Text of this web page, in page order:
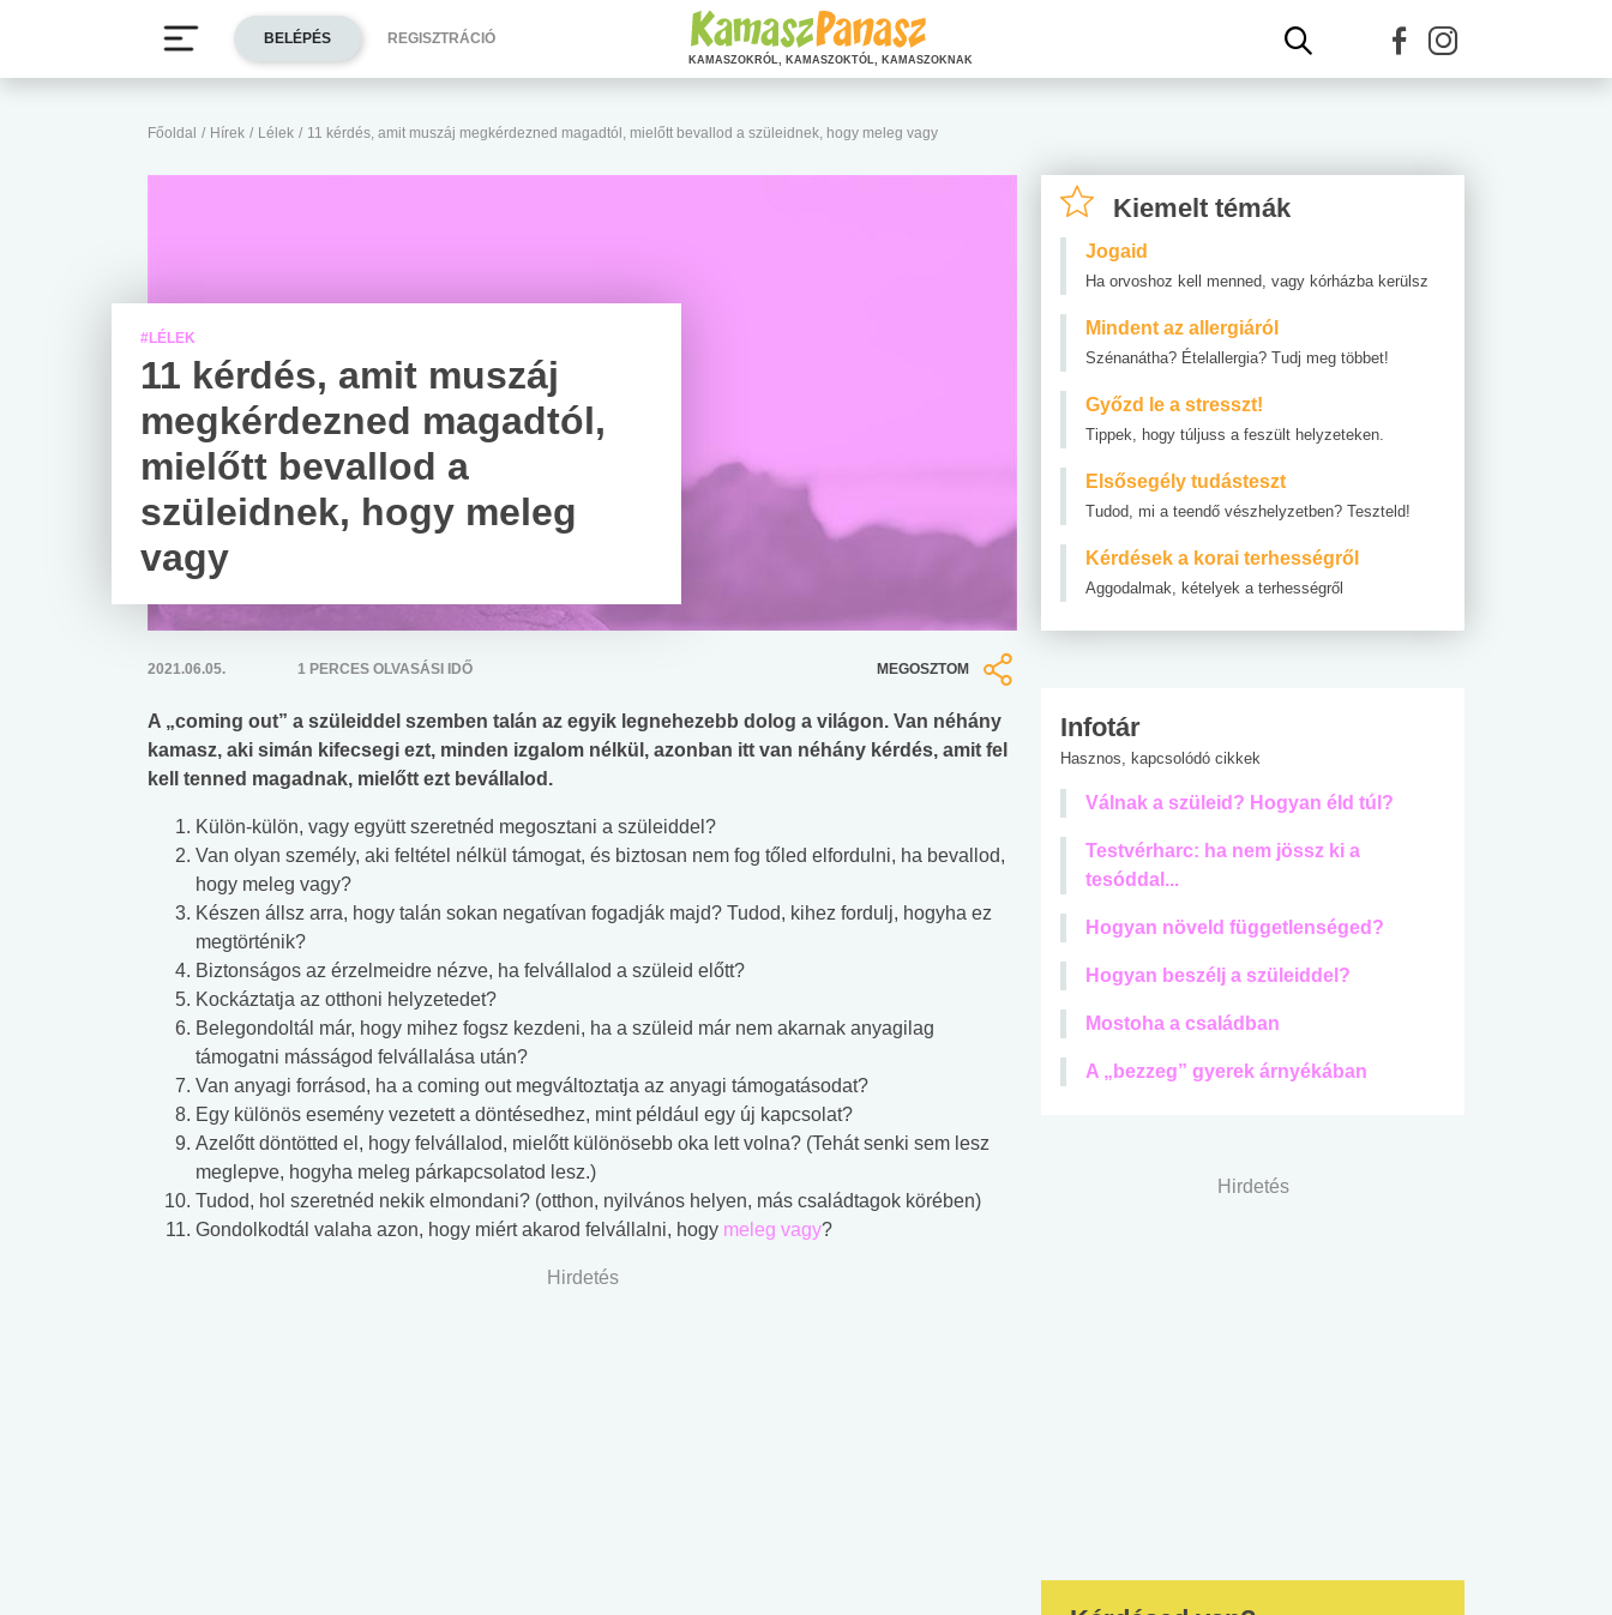
Főoldal / Hírek / Lélek / 11 kérdés, amit muszáj megkérdezned magadtól, mielőtt bevallod a szüleidnek, hogy meleg vagy
#LÉLEK
11 kérdés, amit muszáj
megkérdezned magadtól,
mielőtt bevallod a
szüleidnek, hogy meleg
vagy
2021.06.05. 1 PERCES OLVASÁSI IDŐ MEGOSZTOM
A „coming out” a szüleiddel szemben talán az egyik legnehezebb dolog a világon. Van néhány
kamasz, aki simán kifecsegi ezt, minden izgalom nélkül, azonban itt van néhány kérdés, amit fel
kell tenned magadnak, mielőtt ezt bevállalod.
Külön-külön, vagy együtt szeretnéd megosztani a szüleiddel?
Van olyan személy, aki feltétel nélkül támogat, és biztosan nem fog tőled elfordulni, ha bevallod,
hogy meleg vagy?
Készen állsz arra, hogy talán sokan negatívan fogadják majd? Tudod, kihez fordulj, hogyha ez
megtörténik?
Biztonságos az érzelmeidre nézve, ha felvállalod a szüleid előtt?
Kockáztatja az otthoni helyzetedet?
Belegondoltál már, hogy mihez fogsz kezdeni, ha a szüleid már nem akarnak anyagilag
támogatni másságod felvállalása után?
Van anyagi forrásod, ha a coming out megváltoztatja az anyagi támogatásodat?
Egy különös esemény vezetett a döntésedhez, mint például egy új kapcsolat?
Azelőtt döntötted el, hogy felvállalod, mielőtt különösebb oka lett volna? (Tehát senki sem lesz
meglepve, hogyha meleg párkapcsolatod lesz.)
Tudod, hol szeretnéd nekik elmondani? (otthon, nyilvános helyen, más családtagok körében)
Gondolkodtál valaha azon, hogy miért akarod felvállalni, hogy meleg vagy?
Hirdetés
Kiemelt témák
Jogaid
Ha orvoshoz kell menned, vagy kórházba kerülsz
Mindent az allergiáról
Szénanátha? Ételallergia? Tudj meg többet!
Győzd le a stresszt!
Tippek, hogy túljuss a feszült helyzeteken.
Elsősegély tudásteszt
Tudod, mi a teendő vészhelyzetben? Teszteld!
Kérdések a korai terhességről
Aggodalmak, kételyek a terhességről
Infotár
Hasznos, kapcsolódó cikkek
Válnak a szüleid? Hogyan éld túl?
Testvérharc: ha nem jössz ki a
tesóddal...
Hogyan növeld függetlenséged?
Hogyan beszélj a szüleiddel?
Mostoha a családban
A „bezzeg” gyerek árnyékában
Hirdetés
BELÉPÉS REGISZTRÁCIÓ
KAMASZOKRÓL, KAMASZOKTÓL, KAMASZOKNAK